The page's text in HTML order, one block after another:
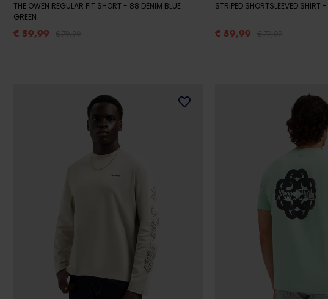
THE OWEN REGULAR FIT SHORT - 88 DENIM BLUE
GREEN
€ 59,99
STRIPED SHORTSLEEVED SHIRT
€ 59,99